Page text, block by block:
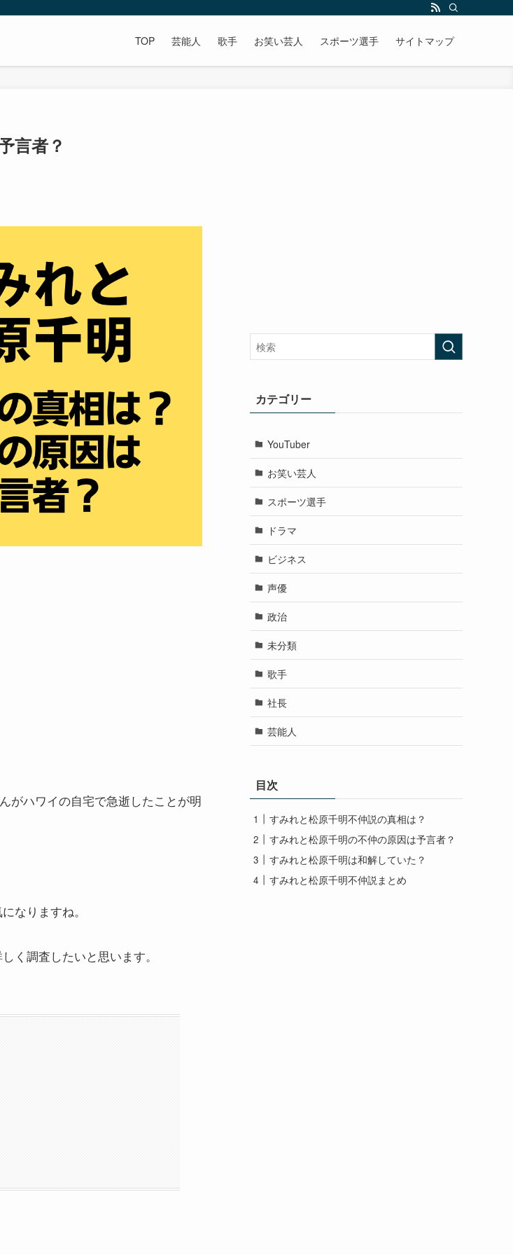
TOP 芸能人 歌手 お笑い芸人 スポーツ選手 サイトマップ
言者？
がハワイの自宅で急逝したことが明
なりますね。
く調査したいと思います。
カテゴリー
YouTuber
お笑い芸人
スポーツ選手
ドラマ
ビジネス
声優
政治
未分類
歌手
社長
芸能人
目次
すみれと松原千明不仲説の真相は？
すみれと松原千明の不仲の原因は予言者？
すみれと松原千明は和解していた？
すみれと松原千明不仲説まとめ